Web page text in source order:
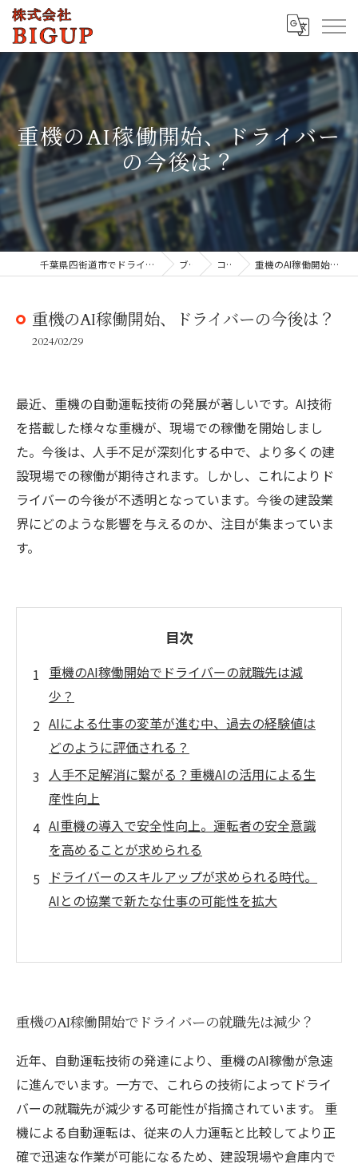
重機のAI稼働開始、ドライバー
の今後は？
千葉県四街道市でドライバーの求人なら株式会社BIGUP ブログ コラム 重機のAI稼働開始、ドライバーの今後は？
重機のAI稼働開始、ドライバーの今後は？
2024/02/29
最近、重機の自動運転技術の発展が著しいです。AI技術
を搭載した様々な重機が、現場での稼働を開始しまし
た。今後は、人手不足が深刻化する中で、より多くの建
設現場での稼働が期待されます。しかし、これによりド
ライバーの今後が不透明となっています。今後の建設業
界にどのような影響を与えるのか、注目が集まっていま
す。
目次
重機のAI稼働開始でドライバーの就職先は減
少？
AIによる仕事の変革が進む中、過去の経験値は
どのように評価される？
人手不足解消に繋がる？重機AIの活用による生
産性向上
AI重機の導入で安全性向上。運転者の安全意識
を高めることが求められる
ドライバーのスキルアップが求められる時代。
AIとの協業で新たな仕事の可能性を拡大
重機のAI稼働開始でドライバーの就職先は減少？
近年、自動運転技術の発達により、重機のAI稼働が急速
に進んでいます。一方で、これらの技術によってドライ
バーの就職先が減少する可能性が指摘されています。 重
機による自動運転は、従来の人力運転と比較してより正
確で迅速な作業が可能になるため、建設現場や倉庫内で